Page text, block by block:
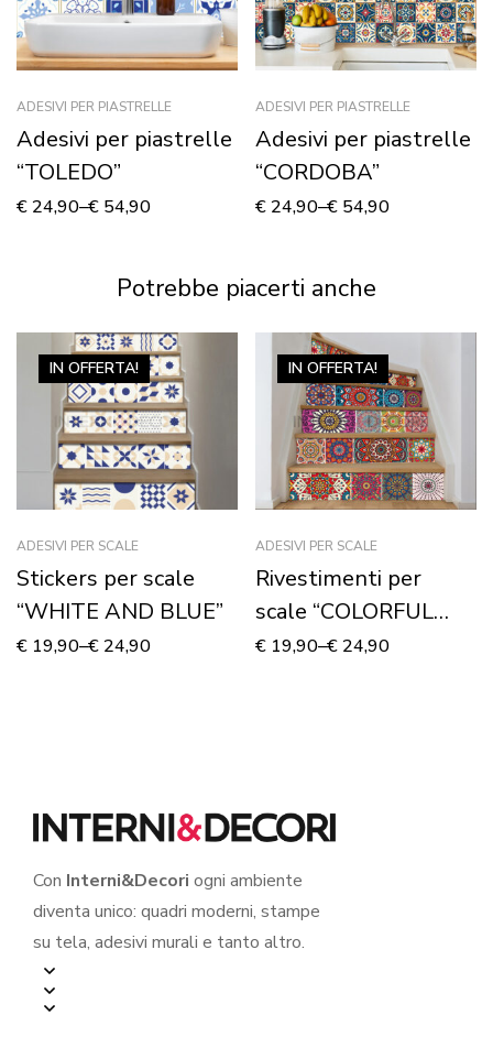
ADESIVI PER PIASTRELLE
Adesivi per piastrelle
“TOLEDO”
€ 24,90–€ 54,90
ADESIVI PER PIASTRELLE
Adesivi per piastrelle
“CORDOBA”
€ 24,90–€ 54,90
Potrebbe piacerti anche
IN OFFERTA!
ADESIVI PER SCALE
Stickers per scale
“WHITE AND BLUE”
€ 19,90–€ 24,90
IN OFFERTA!
ADESIVI PER SCALE
Rivestimenti per
scale “COLORFUL
STAIRS”
€ 19,90–€ 24,90
Con Interni&Decori ogni ambiente
diventa unico: quadri moderni, stampe
su tela, adesivi murali e tanto altro.